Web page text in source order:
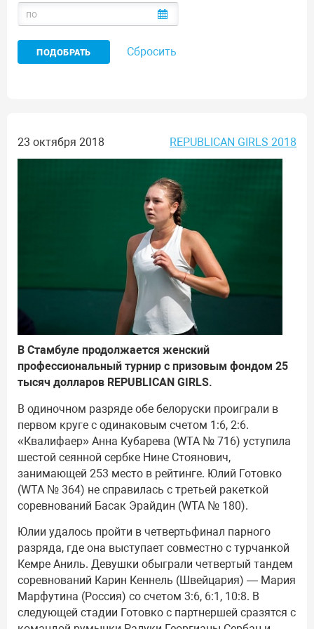
Сбросить
23 октября 2018 REPUBLICAN GIRLS 2018
В Стамбуле продолжается женский
профессиональный турнир с призовым фондом 25
тысяч долларов REPUBLICAN GIRLS.
В одиночном разряде обе белоруски проиграли в
первом круге с одинаковым счетом 1:6, 2:6.
«Квалифаер» Анна Кубарева (WTA № 716) уступила
шестой сеянной сербке Нине Стоянович,
занимающей 253 место в рейтинге. Юлий Готовко
(WTA № 364) не справилась с третьей ракеткой
соревнований Басак Эрайдин (WTA № 180).
Юлии удалось пройти в четвертьфинал парного
разряда, где она выступает совместно с турчанкой
Кемре Аниль. Девушки обыграли четвертый тандем
соревнований Карин Кеннель (Швейцария) — Мария
Марфутина (Россия) со счетом 3:6, 6:1, 10:8. В
следующей стадии Готовко с партнершей сразятся с